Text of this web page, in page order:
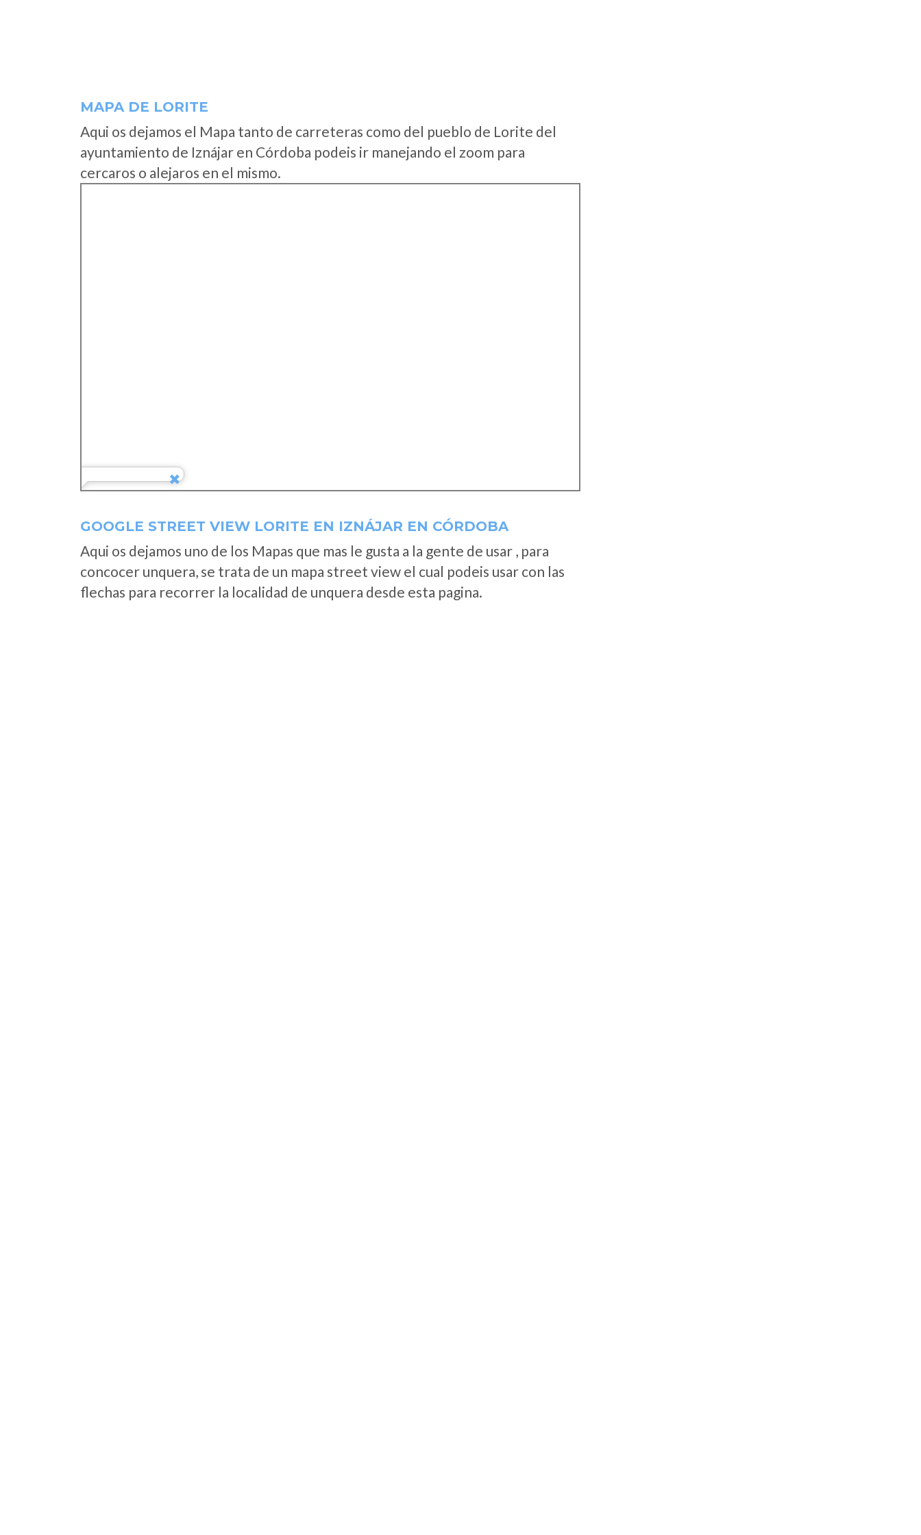
MAPA DE LORITE
Aqui os dejamos el Mapa tanto de carreteras como del pueblo de Lorite del
ayuntamiento de Iznájar en Córdoba podeis ir manejando el zoom para
cercaros o alejaros en el mismo.
GOOGLE STREET VIEW LORITE EN IZNÁJAR EN CÓRDOBA
Aqui os dejamos uno de los Mapas que mas le gusta a la gente de usar , para
concocer unquera, se trata de un mapa street view el cual podeis usar con las
flechas para recorrer la localidad de unquera desde esta pagina.